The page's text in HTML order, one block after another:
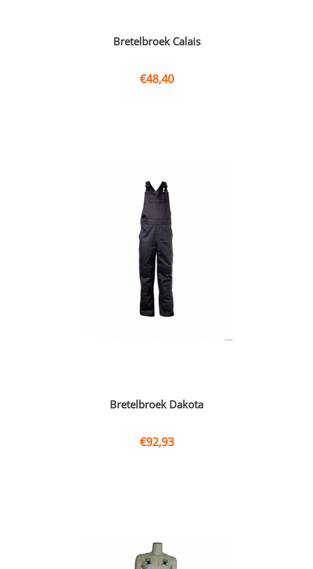
Bretelbroek Calais
€48,40
Bretelbroek Dakota
€92,93